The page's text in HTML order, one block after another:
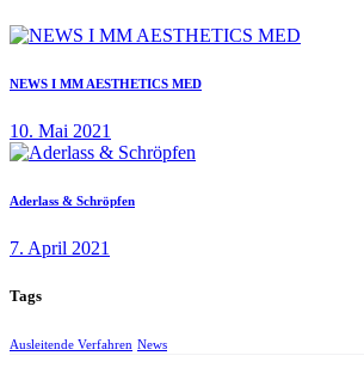
NEWS I MM AESTHETICS MED
10. Mai 2021
Aderlass & Schröpfen
7. April 2021
Tags
Ausleitende Verfahren News